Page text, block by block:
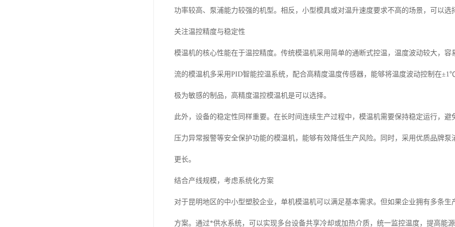
功率较高、泵浦能力较强的机型。相反，小型模具或对温升速度要求不高的场景，可以选
关注温控精度与稳定性
模温机的核心性能在于温控精度。传统模温机采用简单的通断式控温，温度波动较大，
流的模温机多采用PID智能控温系统，配合高精度温度传感器，能够将温度波动控制在
极为敏感的制品，高精度温控模温机是可以选择。
此外，设备的稳定性同样重要。在长时间连续生产过程中，模温机需要保持稳定运行，
压力异常报警等安全保护功能的模温机，能够有效降低生产风险。同时，采用优质品牌
更长。
结合产线规模，考虑系统化方案
对于昆明地区的中小型塑胶企业，单机模温机可以满足基本需求。但如果企业拥有多条
方案。通过*供水系统，可以实现多台设备共享冷却或加热介质，统一监控温度，提高能